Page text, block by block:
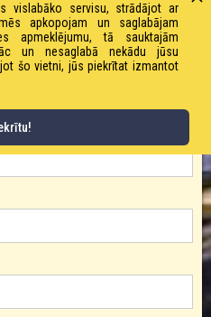
vislabāko servisu, strādājot ar
apkopojam un saglabājam
apmeklējumu, tā sauktajām
un nesaglabā nekādu jūsu
šo vietni, jūs piekrītat izmantot